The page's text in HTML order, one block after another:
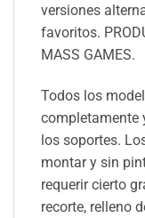
versiones
favoritos.
MASS GAMES.
Todos los
completamente
los soportes.
montar y sin
requerir cierto
recorte, relleno